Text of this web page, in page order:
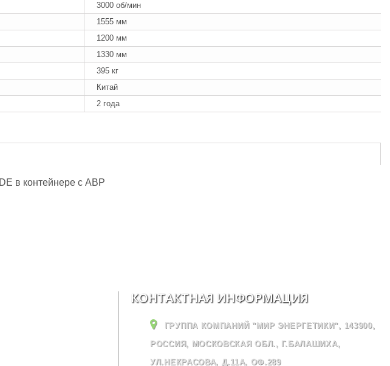
3000 об/мин
1555 мм
1200 мм
1330 мм
395 кг
Китай
2 года
в контейнере с АВР
КОНТАКТНАЯ ИНФОРМАЦИЯ
ГРУППА КОМПАНИЙ "МИР ЭНЕРГЕТИКИ", 143900,
РОССИЯ, МОСКОВСКАЯ ОБЛ., Г.БАЛАШИХА,
УЛ.НЕКРАСОВА, Д.11А, ОФ.289